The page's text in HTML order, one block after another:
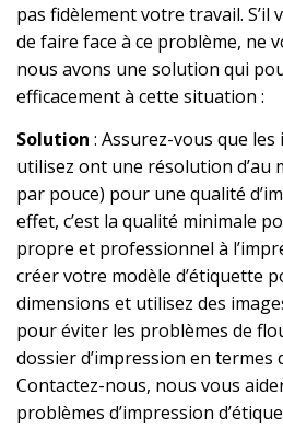
pas fidèlement votre travail. S’il
de faire face à ce problème, ne
nous avons une solution qui
efficacement à cette situation :
Solution : Assurez-vous que les
utilisez ont une résolution d’au
par pouce) pour une qualité
effet, c’est la qualité minimale
propre et professionnel à
créer votre modèle d’étiquette
dimensions et utilisez des
pour éviter les problèmes de
dossier d’impression en termes
Contactez-nous, nous vous
problèmes d’impression